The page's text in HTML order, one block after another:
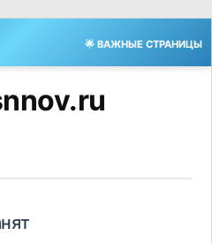
🌟 ВАЖНЫЕ СТРАНИЦЫ